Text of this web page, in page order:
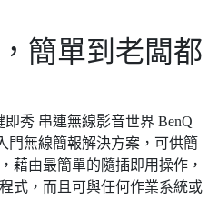
簡單到老闆都
秀 串連無線影音世界 BenQ
門無線簡報解決方案，可供簡
藉由最簡單的隨插即用操作，
式，而且可與任何作業系統或